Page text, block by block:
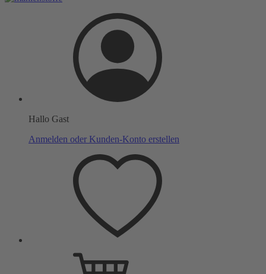
Hallo Gast
Anmelden oder Kunden-Konto erstellen